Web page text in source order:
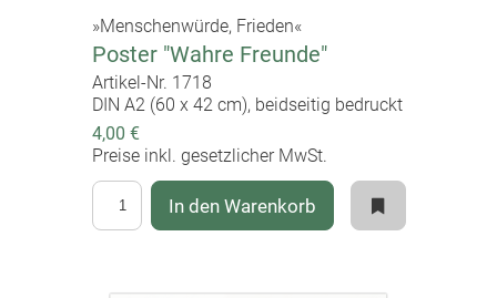
»Menschenwürde, Frieden«
Poster "Wahre Freunde"
Artikel-Nr. 1718
DIN A2 (60 x 42 cm), beidseitig bedruckt
4,00 €
Preise inkl. gesetzlicher MwSt.
In den Warenkorb